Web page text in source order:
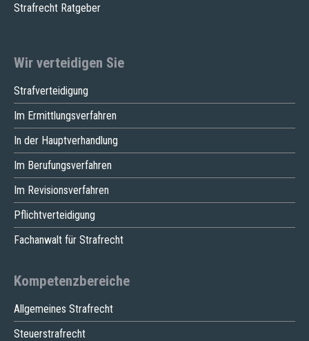
Strafrecht Ratgeber
Wir verteidigen Sie
Strafverteidigung
Im Ermittlungsverfahren
In der Hauptverhandlung
Im Berufungsverfahren
Im Revisionsverfahren
Pflichtverteidigung
Fachanwalt für Strafrecht
Kompetenzbereiche
Allgemeines Strafrecht
Steuerstrafrecht